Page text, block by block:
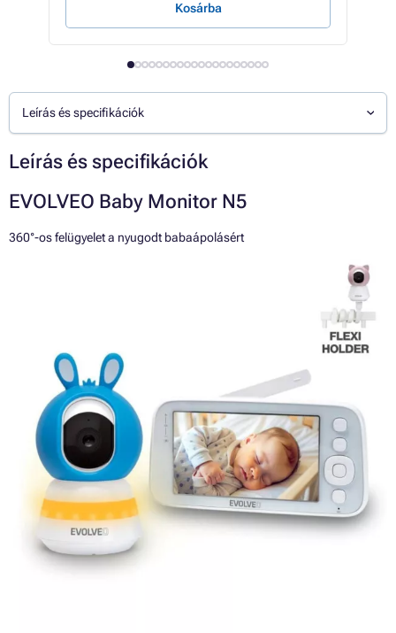
Kosárba
Leírás és specifikációk
Leírás és specifikációk
EVOLVEO Baby Monitor N5
360°-os felügyelet a nyugodt babaápolásért